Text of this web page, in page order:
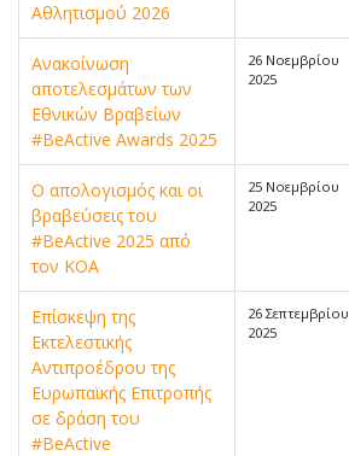
Αθλητισμού 2026
Ανακοίνωση
αποτελεσμάτων των
Εθνικών Βραβείων
#BeActive Awards 2025
26 Νοεμβρίου
2025
Ο απολογισμός και οι
βραβεύσεις του
#BeActive 2025 από
τον ΚΟΑ
25 Νοεμβρίου
2025
Επίσκεψη της
Εκτελεστικής
Αντιπροέδρου της
Ευρωπαϊκής Επιτροπής
σε δράση του
#BeActive
26 Σεπτεμβρίου
2025